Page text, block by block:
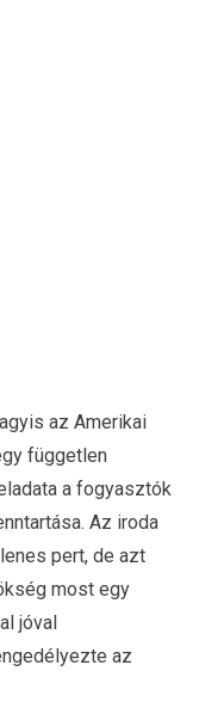
az Amerikai
független
a fogyasztók
Az iroda
pert, de azt
most egy
jóval
az